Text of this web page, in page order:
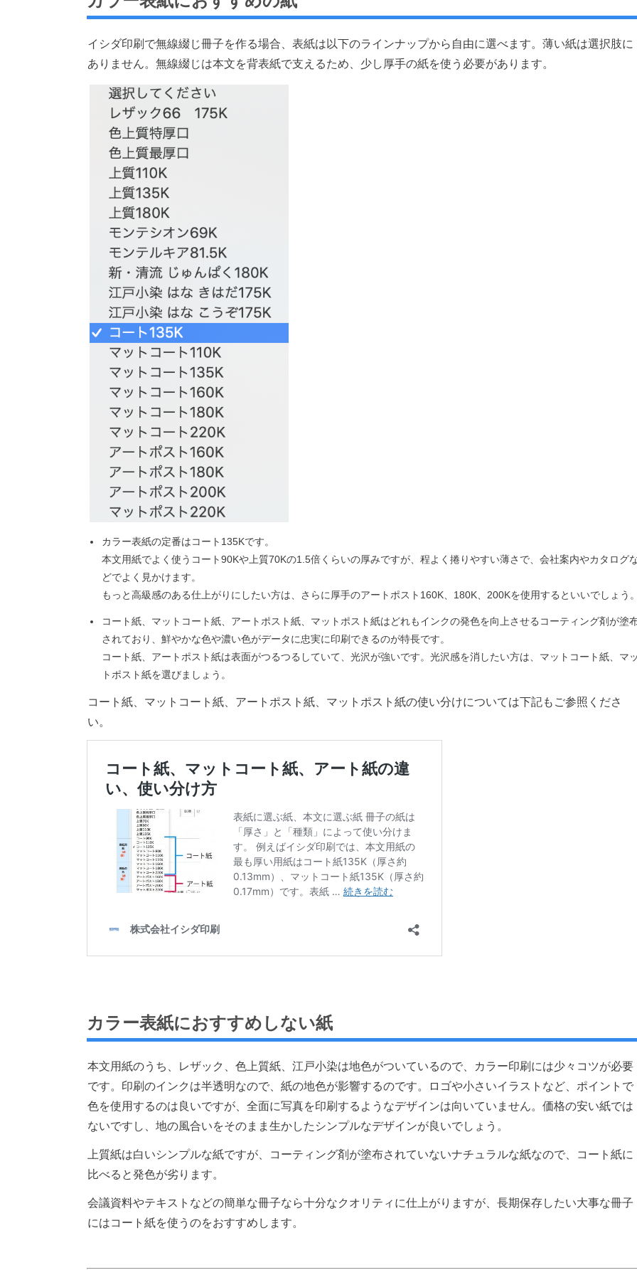
イシダ印刷で無線綴じ冊子を作る場合、表紙は以下のラインナップから自由に選べます。薄い紙は選択肢に
ありません。無線綴じは本文を背表紙で支えるため、少し厚手の紙を使う必要があります。
カラー表紙の定番はコート135Kです。
本文用紙でよく使うコート90Kや上質70Kの1.5倍くらいの厚みですが、程よく捲りやすい薄さで、会社案内やカタログ
どでよく見かけます。
もっと高級感のある仕上がりにしたい方は、さらに厚手のアートポスト160K、180K、200Kを使用するといいでしょう
コート紙、マットコート紙、アートポスト紙、マットポスト紙はどれもインクの発色を向上させるコーティング剤が塗
されており、鮮やかな色や濃い色がデータに忠実に印刷できるのが特長です。
コート紙、アートポスト紙は表面がつるつるしていて、光沢が強いです。光沢感を消したい方は、マットコート紙、マ
トポスト紙を選びましょう。
コート紙、マットコート紙、アートポスト紙、マットポスト紙の使い分けについては下記もご参照くださ
い。
カラー表紙におすすめしない紙
本文用紙のうち、レザック、色上質紙、江戸小染は地色がついているので、カラー印刷には少々コツが必要
です。印刷のインクは半透明なので、紙の地色が影響するのです。ロゴや小さいイラストなど、ポイントで
色を使用するのは良いですが、全面に写真を印刷するようなデザインは向いていません。価格の安い紙では
ないですし、地の風合いをそのまま生かしたシンプルなデザインが良いでしょう。
上質紙は白いシンプルな紙ですが、コーティング剤が塗布されていないナチュラルな紙なので、コート紙に
比べると発色が劣ります。
会議資料やテキストなどの簡単な冊子なら十分なクオリティに仕上がりますが、長期保存したい大事な冊子
にはコート紙を使うのをおすすめします。